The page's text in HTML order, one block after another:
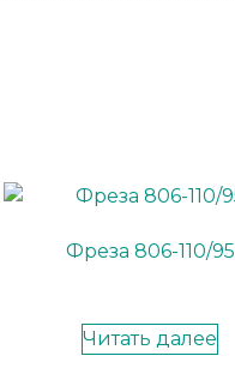
Фреза 806-110/95
Читать далее